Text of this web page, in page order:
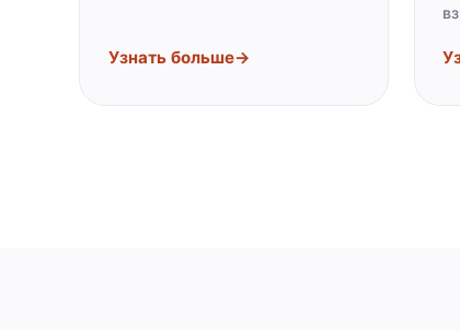
Узнать больше→